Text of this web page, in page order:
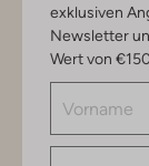
exklusiven
Newsletter
Wert von